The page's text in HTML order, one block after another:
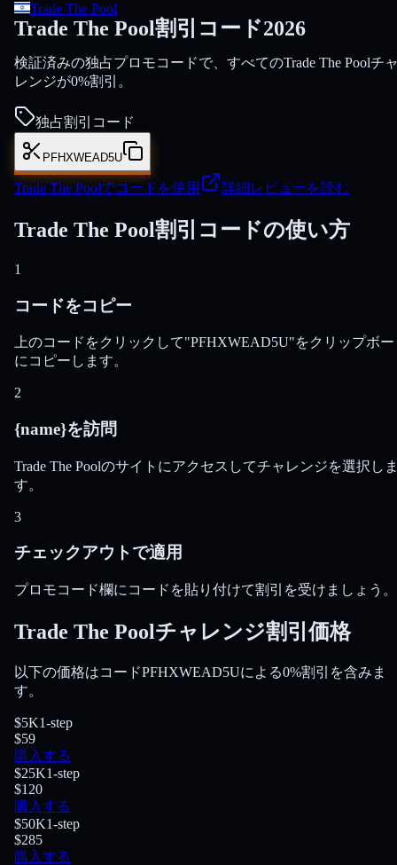
Trade The Pool
Trade The Pool割引コード2026
検証済みの独占プロモコードで、すべてのTrade The Poolチ
レンジが0%割引。
独占割引コード
PFHXWEAD5U
Trade The Poolでコードを使用 詳細レビューを読む
Trade The Pool割引コードの使い方
1
コードをコピー
上のコードをクリックして"PFHXWEAD5U"をクリップボー
にコピーします。
2
{name}を訪問
Trade The Poolのサイトにアクセスしてチャレンジを選択し
す。
3
チェックアウトで適用
プロモコード欄にコードを貼り付けて割引を受けましょう。
Trade The Poolチャレンジ割引価格
以下の価格はコードPFHXWEAD5Uによる0%割引を含みま
す。
$5K1-step
$59
購入する
$25K1-step
$120
購入する
$50K1-step
$285
購入する